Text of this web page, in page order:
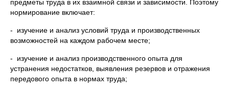
предметы труда в их взаимной связи и зависимости. Поэтому
нормирование включает:
- изучение и анализ условий труда и производственных
возможностей на каждом рабочем месте;
- изучение и анализ производственного опыта для
устранения недостатков, выявления резервов и отражения
передового опыта в нормах труда;